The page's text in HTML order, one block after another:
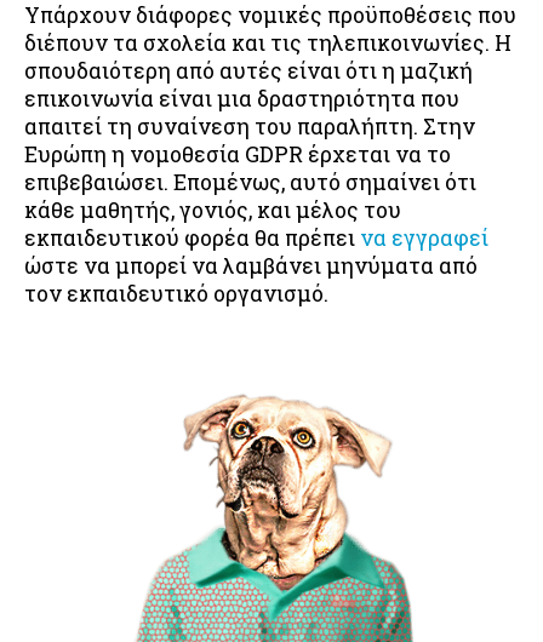
Υπάρχουν διάφορες νομικές προϋποθέσεις που
διέπουν τα σχολεία και τις τηλεπικοινωνίες. Η
σπουδαιότερη από αυτές είναι ότι η μαζική
επικοινωνία είναι μια δραστηριότητα που
απαιτεί τη συναίνεση του παραλήπτη. Στην
Ευρώπη η νομοθεσία GDPR έρχεται να το
επιβεβαιώσει. Επομένως, αυτό σημαίνει ότι
κάθε μαθητής, γονιός, και μέλος του
εκπαιδευτικού φορέα θα πρέπει να εγγραφεί
ώστε να μπορεί να λαμβάνει μηνύματα από
τον εκπαιδευτικό οργανισμό.